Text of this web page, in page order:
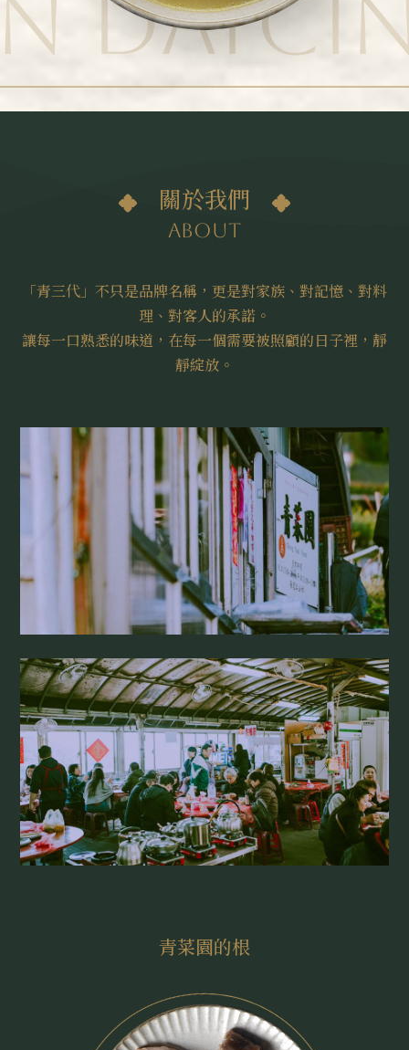
關於我們
About
「青三代」不只是品牌名稱，更是對家族、對記憶、對料
理、對客人的承諾。
讓每一口熟悉的味道，在每一個需要被照顧的日子裡，靜
靜綻放。
青菜園的根